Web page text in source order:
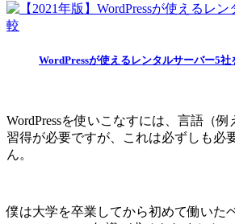
WordPressが使えるレンタルサーバー5社
WordPressを使いこなすには、言語（
習得が必要ですが、これは必ずしも必
ん。
僕は大学を卒業してから初めて働いた